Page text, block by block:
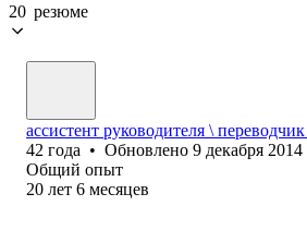
20 резюме
ассистент руководителя \
42 года • Обновлено 9 декабря 2014
Общий опыт
20 лет 6 месяцев